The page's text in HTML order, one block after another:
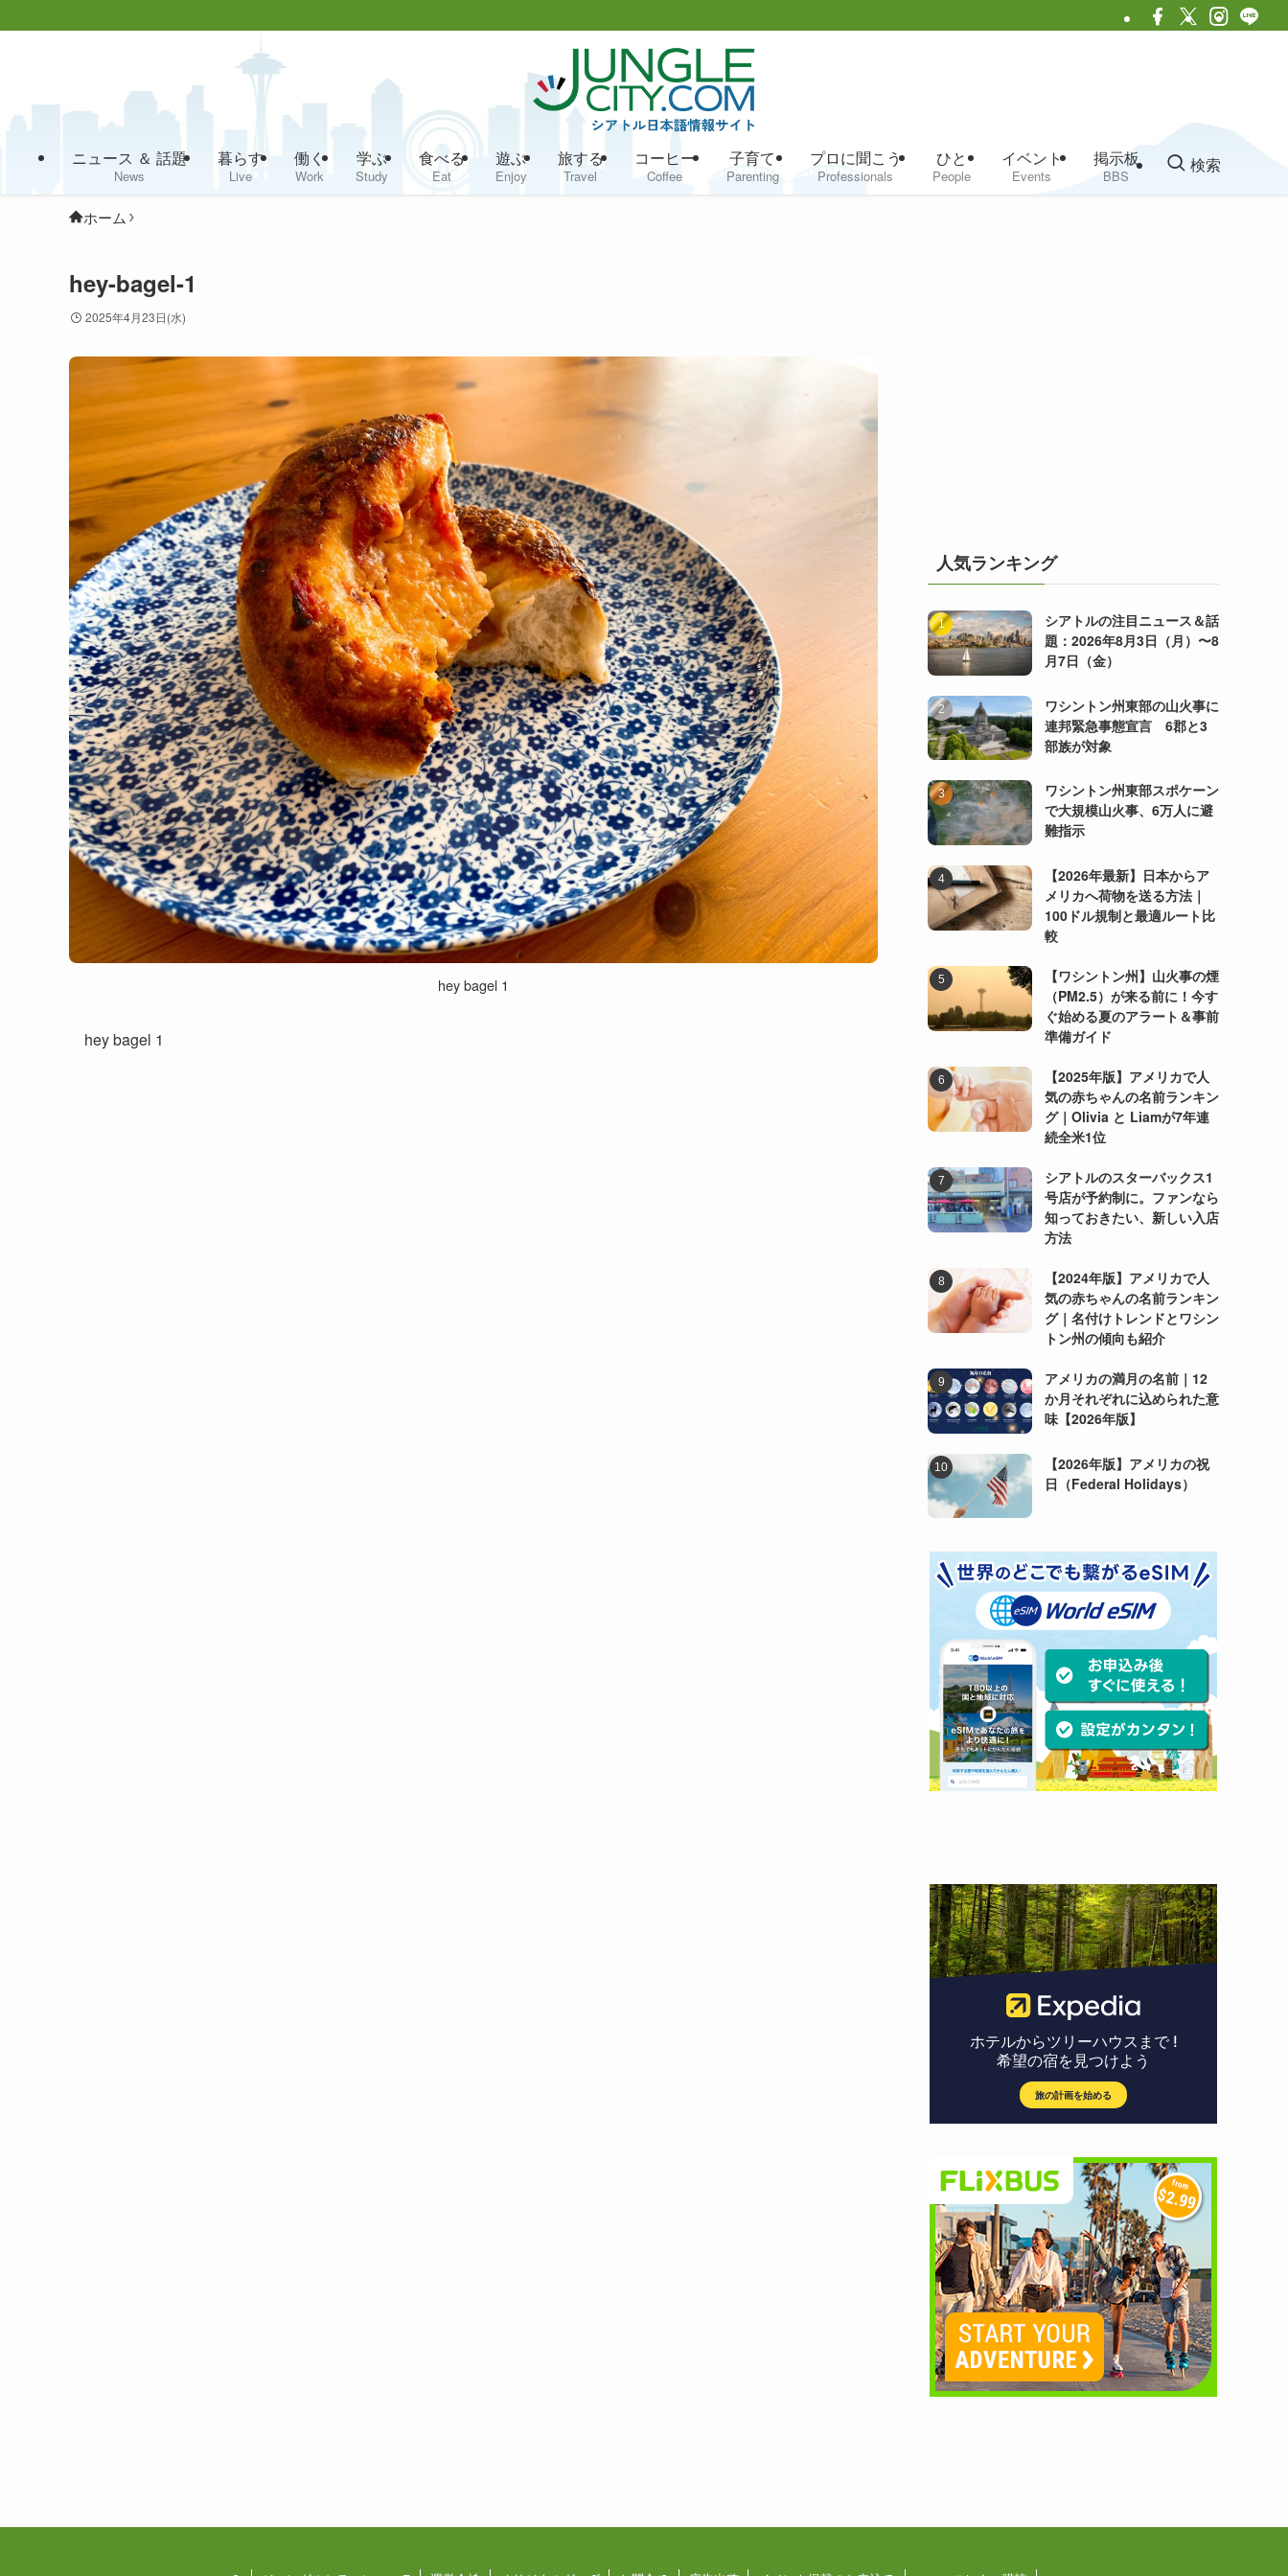
ニュース ＆ 話題
News
暮らす
Live
働く
Work
学ぶ
Study
食べる
Eat
遊ぶ
Enjoy
旅する
Travel
コーヒー
Coffee
子育て
Parenting
プロに聞こう
Professionals
ひと
People
イベント
Events
掲示板
BBS
検索
ホーム
hey-bagel-1
2025年4月23日(水)
hey bagel 1
hey bagel 1
人気ランキング
シアトルの注目ニュース＆話
題：2026年8月3日（月）〜8
月7日（金）
ワシントン州東部の山火事に
連邦緊急事態宣言 6郡と3
部族が対象
ワシントン州東部スポケーン
で大規模山火事、6万人に避
難指示
【2026年最新】日本からア
メリカへ荷物を送る方法｜
100ドル規制と最適ルート比
較
【ワシントン州】山火事の煙
（PM2.5）が来る前に！今す
ぐ始める夏のアラート＆事前
準備ガイド
【2025年版】アメリカで人
気の赤ちゃんの名前ランキン
グ｜Olivia と Liamが7年連
続全米1位
シアトルのスターバックス1
号店が予約制に。ファンなら
知っておきたい、新しい入店
方法
【2024年版】アメリカで人
気の赤ちゃんの名前ランキン
グ｜名付けトレンドとワシン
トン州の傾向も紹介
アメリカの満月の名前｜12
か月それぞれに込められた意
味【2026年版】
【2026年版】アメリカの祝
日（Federal Holidays）